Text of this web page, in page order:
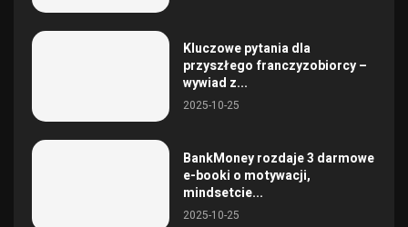
Kluczowe pytania dla
przyszłego franczyzobiorcy –
wywiad z...
2025-10-25
BankMoney rozdaje 3 darmowe
e-booki o motywacji,
mindsetcie...
2025-10-25